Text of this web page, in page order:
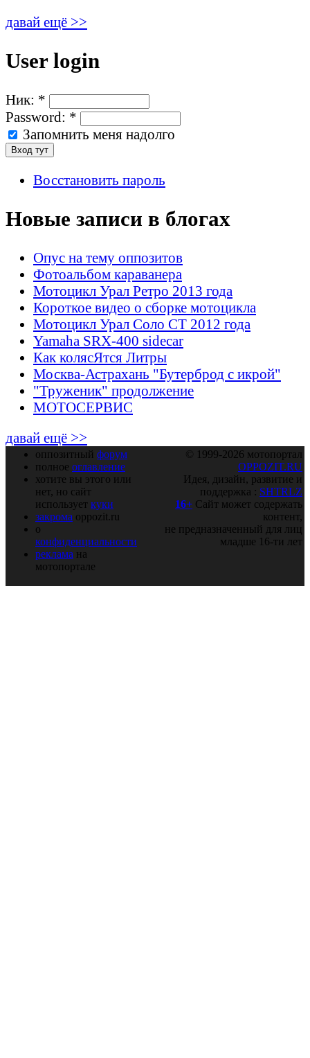
давай ещё >>
User login
Ник: *
Password: *
Запомнить меня надолго
Восстановить пароль
Новые записи в блогах
Опус на тему оппозитов
Фотоальбом караванера
Мотоцикл Урал Ретро 2013 года
Короткое видео о сборке мотоцикла
Мотоцикл Урал Соло СТ 2012 года
Yamaha SRX-400 sidecar
Как колясЯтся Литры
Москва-Астрахань "Бутерброд с икрой"
"Труженик" продолжение
МОТОСЕРВИС
давай ещё >>
оппозитный форум
полное оглавление
хотите вы этого или
нет, но сайт
использует куки
закрома oppozit.ru
о
конфиденциальности
реклама на
мотопортале
© 1999-2026 мотопортал
OPPOZIT.RU
Идея, дизайн, развитие и
поддержка : SHTRLZ
16+ Сайт может содержать
контент,
не предназначенный для лиц
младше 16-ти лет